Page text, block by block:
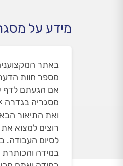
מידע על
באתר המקצוענים תוכלו למצוא 2 מסגריות בגדרה. זאת מתוך 86
מספר חוות הדעת
אם הגעתם לדף
מסגריה בגדרה
ואת התיאור
רוצים למצוא
לסיום העבודה. באתר תמצאו רק
במידה